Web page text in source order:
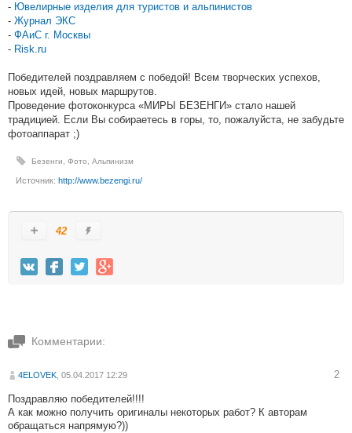
- Ювелирные изделия для туристов и альпинистов
- Журнал ЭКС
- ФАиС г. Москвы
- Risk.ru
Победителей поздравляем с победой! Всем творческих успехов,
новых идей, новых маршрутов.
Проведение фотоконкурса «МИРЫ БЕЗЕНГИ» стало нашей
традицией. Если Вы собираетесь в горы, то, пожалуйста, не забудьте
фотоаппарат ;)
Безенги, Фото, Альпинизм
Источник: http://www.bezengi.ru/
42
Комментарии:
4ELOVEK, 05.04.2017 12:29 2
Поздравляю победителей!!!!
А как можно получить оригиналы некоторых работ? К авторам
обращаться напрямую?))